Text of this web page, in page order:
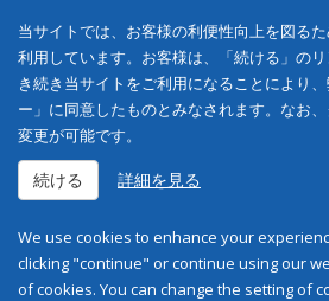
当サイトでは、お客様の利便性向上を図る
利用しています。お客様は、「続ける」の
き続き当サイトをご利用になることにより
ー」に同意したものとみなされます。なお
変更が可能です。
続ける 詳細を見る
We use cookies to enhance your
clicking "continue" or continue using our
of cookies. You can change the setting of